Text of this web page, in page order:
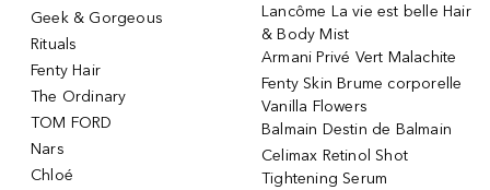
Geek & Gorgeous
Rituals
Fenty Hair
The Ordinary
TOM FORD
Nars
Chloé
Lancôme La vie est belle Hair
& Body Mist
Armani Privé Vert Malachite
Fenty Skin Brume corporelle
Vanilla Flowers
Balmain Destin de Balmain
Celimax Retinol Shot
Tightening Serum